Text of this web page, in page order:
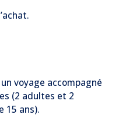
voyage accompagné
(2 adultes et 2
15 ans).